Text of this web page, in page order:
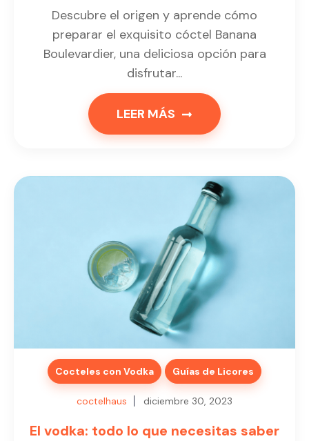
Descubre el origen y aprende cómo
preparar el exquisito cóctel Banana
Boulevardier, una deliciosa opción para
disfrutar...
LEER MÁS
Cocteles con Vodka Guías de Licores
coctelhaus diciembre 30, 2023
El vodka: todo lo que necesitas saber